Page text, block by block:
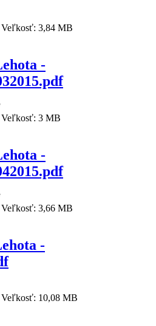
Veľkosť: 3,84 MB
-
Veľkosť: 3 MB
-
Veľkosť: 3,66 MB
-
Veľkosť: 10,08 MB